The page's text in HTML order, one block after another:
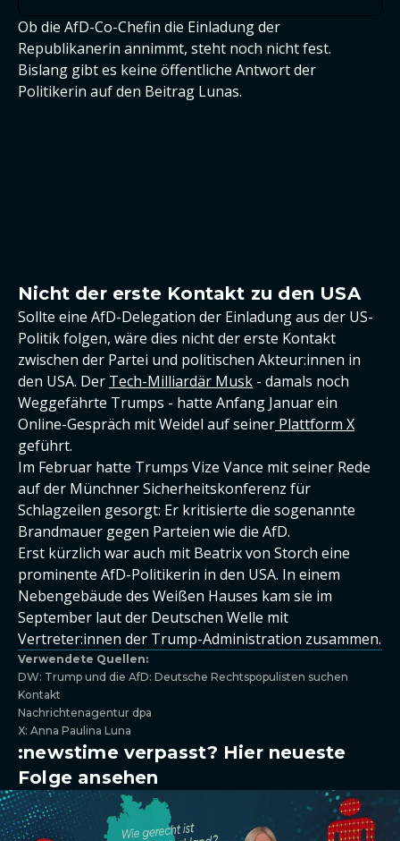
Ob die AfD-Co-Chefin die Einladung der
Republikanerin annimmt, steht noch nicht fest.
Bislang gibt es keine öffentliche Antwort der
Politikerin auf den Beitrag Lunas.
Nicht der erste Kontakt zu den USA
Sollte eine AfD-Delegation der Einladung aus der US-
Politik folgen, wäre dies nicht der erste Kontakt
zwischen der Partei und politischen Akteur:innen in
den USA. Der Tech-Milliardär Musk - damals noch
Weggefährte Trumps - hatte Anfang Januar ein
Online-Gespräch mit Weidel auf seiner Plattform X
geführt.
Im Februar hatte Trumps Vize Vance mit seiner Rede
auf der Münchner Sicherheitskonferenz für
Schlagzeilen gesorgt: Er kritisierte die sogenannte
Brandmauer gegen Parteien wie die AfD.
Erst kürzlich war auch mit Beatrix von Storch eine
prominente AfD-Politikerin in den USA. In einem
Nebengebäude des Weißen Hauses kam sie im
September laut der Deutschen Welle mit
Vertreter:innen der Trump-Administration zusammen.
Verwendete Quellen:
DW: Trump und die AfD: Deutsche Rechtspopulisten suchen
Kontakt
Nachrichtenagentur dpa
X: Anna Paulina Luna
:newstime verpasst? Hier neueste
Folge ansehen